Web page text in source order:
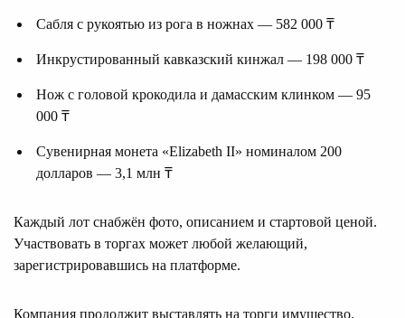
Сабля с рукоятью из рога в ножнах — 582 000 ₸
Инкрустированный кавказский кинжал — 198 000 ₸
Нож с головой крокодила и дамасским клинком — 95
000 ₸
Сувенирная монета «Elizabeth II» номиналом 200
долларов — 3,1 млн ₸
Каждый лот снабжён фото, описанием и стартовой ценой.
Участвовать в торгах может любой желающий,
зарегистрировавшись на платформе.
Компания продолжит выставлять на торги имущество,